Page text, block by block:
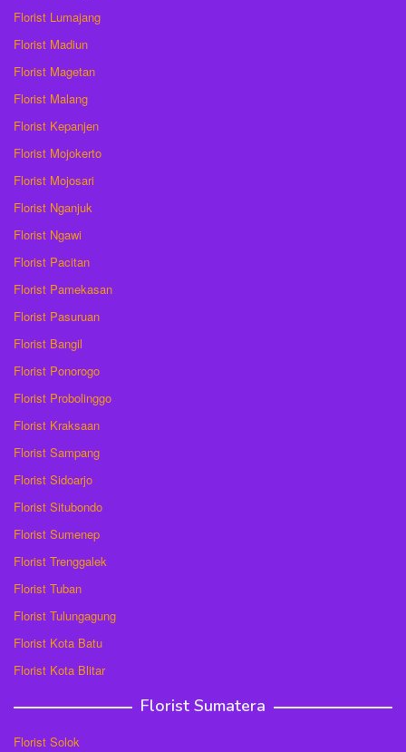
Florist Lumajang
Florist Madiun
Florist Magetan
Florist Malang
Florist Kepanjen
Florist Mojokerto
Florist Mojosari
Florist Nganjuk
Florist Ngawi
Florist Pacitan
Florist Pamekasan
Florist Pasuruan
Florist Bangil
Florist Ponorogo
Florist Probolinggo
Florist Kraksaan
Florist Sampang
Florist Sidoarjo
Florist Situbondo
Florist Sumenep
Florist Trenggalek
Florist Tuban
Florist Tulungagung
Florist Kota Batu
Florist Kota Blitar
Florist Sumatera
Florist Solok